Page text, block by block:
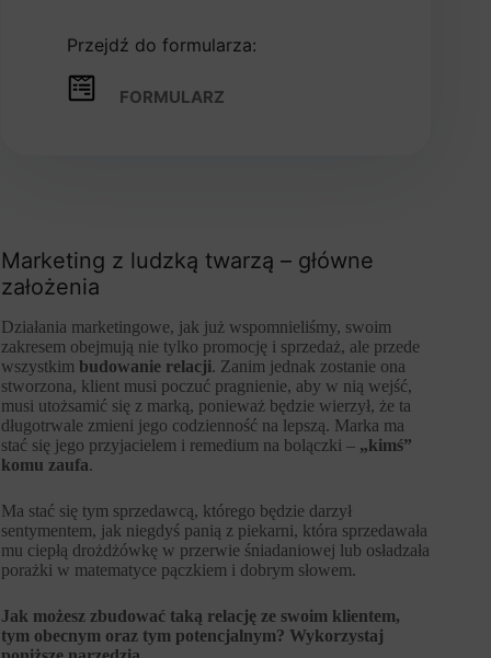
Przejdź do formularza:
FORMULARZ
Marketing z ludzką twarzą – główne
założenia
Działania marketingowe, jak już wspomnieliśmy, swoim
zakresem obejmują nie tylko promocję i sprzedaż, ale przede
wszystkim budowanie relacji. Zanim jednak zostanie ona
stworzona, klient musi poczuć pragnienie, aby w nią wejść,
musi utożsamić się z marką, ponieważ będzie wierzył, że ta
długotrwale zmieni jego codzienność na lepszą. Marka ma
stać się jego przyjacielem i remedium na bolączki – „kimś”
komu zaufa.
Ma stać się tym sprzedawcą, którego będzie darzył
sentymentem, jak niegdyś panią z piekarni, która sprzedawała
mu ciepłą drożdżówkę w przerwie śniadaniowej lub osładzała
porażki w matematyce pączkiem i dobrym słowem.
Jak możesz zbudować taką relację ze swoim klientem,
tym obecnym oraz tym potencjalnym? Wykorzystaj